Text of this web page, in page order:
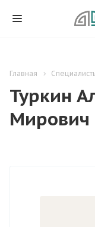
Главная
Туркин
Мирович